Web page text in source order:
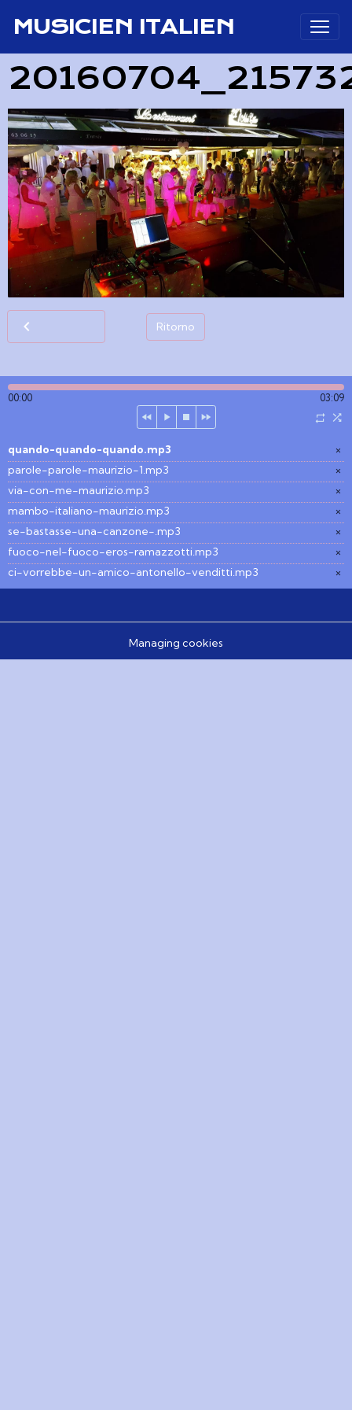
MUSICIEN ITALIEN
Ritorno
00:00 03:09
×
quando-quando-quando.mp3
×
parole-parole-maurizio-1.mp3
×
via-con-me-maurizio.mp3
×
mambo-italiano-maurizio.mp3
×
se-bastasse-una-canzone-.mp3
×
fuoco-nel-fuoco-eros-ramazzotti.mp3
×
ci-vorrebbe-un-amico-antonello-venditti.mp3
Managing cookies